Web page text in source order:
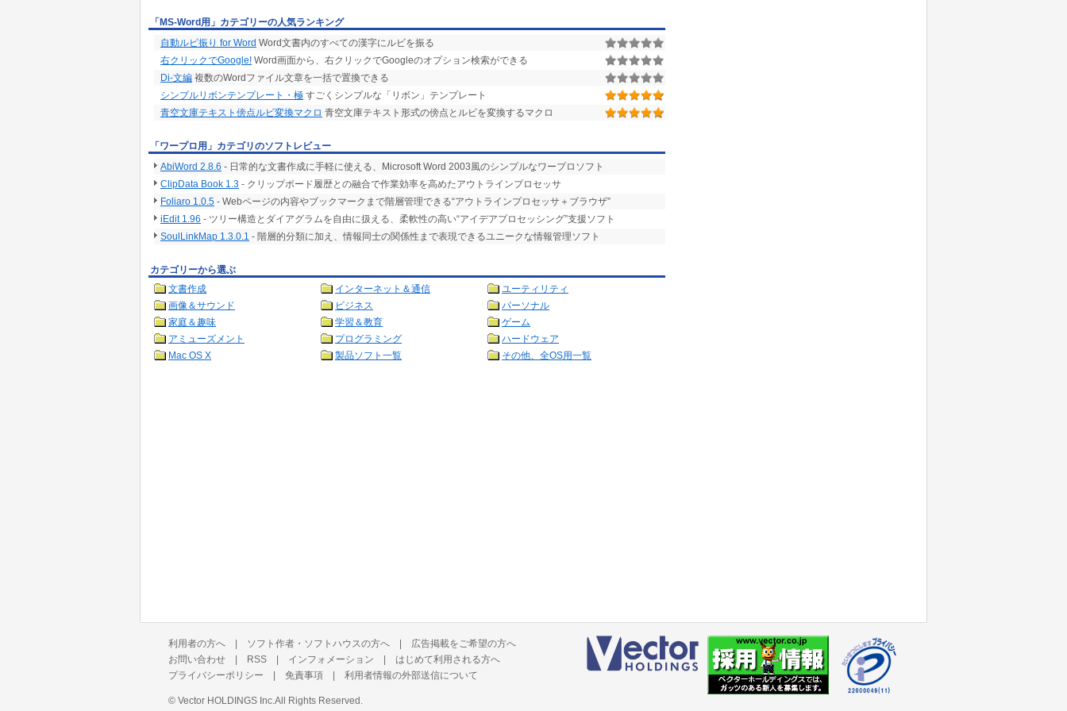
「MS-Word用」カテゴリーの人気ランキング
自動ルビ振り for Word Word文書内のすべての漢字にルビを振る
右クリックでGoogle! Word画面から、右クリックでGoogleのオプション検索ができる
Di-文編 複数のWordファイル文章を一括で置換できる
シンプルリボンテンプレート・極 すごくシンプルな「リボン」テンプレート
青空文庫テキスト傍点ルビ変換マクロ 青空文庫テキスト形式の傍点とルビを変換するマクロ
「ワープロ用」カテゴリのソフトレビュー
AbiWord 2.8.6 - 日常的な文書作成に手軽に使える、Microsoft Word 2003風のシンプルなワープロソフト
ClipData Book 1.3 - クリップボード履歴との融合で作業効率を高めたアウトラインプロセッサ
Foliaro 1.0.5 - Webページの内容やブックマークまで階層管理できる“アウトラインプロセッサ＋ブラウザ”
iEdit 1.96 - ツリー構造とダイアグラムを自由に扱える、柔軟性の高い“アイデアプロセッシング”支援ソフト
SoulLinkMap 1.3.0.1 - 階層的分類に加え、情報同士の関係性まで表現できるユニークな情報管理ソフト
カテゴリーから選ぶ
文書作成
インターネット＆通信
ユーティリティ
画像＆サウンド
ビジネス
パーソナル
家庭＆趣味
学習＆教育
ゲーム
アミューズメント
プログラミング
ハードウェア
Mac OS X
製品ソフト一覧 その他、全OS用一覧
利用者の方へ | ソフト作者・ソフトハウスの方へ | 広告掲載をご希望の方へ
お問い合わせ | RSS | インフォメーション | はじめて利用される方へ
プライバシーポリシー | 免責事項 | 利用者情報の外部送信について
© Vector HOLDINGS Inc. All Rights Reserved.